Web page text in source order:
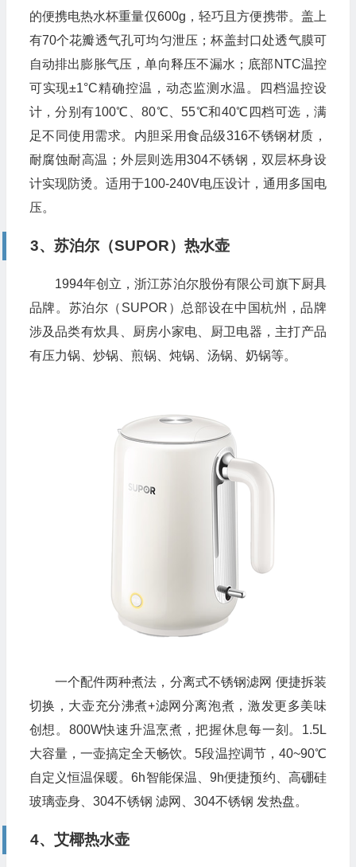
的便携电热水杯重量仅600g，轻巧且方便携带。盖上
有70个花瓣透气孔可均匀泄压；杯盖封口处透气膜可
自动排出膨胀气压，单向释压不漏水；底部NTC温控
可实现±1°C精确控温，动态监测水温。四档温控设
计，分别有100℃、80℃、55℃和40℃四档可选，满
足不同使用需求。内胆采用食品级316不锈钢材质，
耐腐蚀耐高温；外层则选用304不锈钢，双层杯身设
计实现防烫。适用于100-240V电压设计，通用多国电
压。
3、苏泊尔（SUPOR）热水壶
1994年创立，浙江苏泊尔股份有限公司旗下厨具
品牌。苏泊尔（SUPOR）总部设在中国杭州，品牌
涉及品类有炊具、厨房小家电、厨卫电器，主打产品
有压力锅、炒锅、煎锅、炖锅、汤锅、奶锅等。
一个配件两种煮法，分离式不锈钢滤网 便捷拆装
切换，大壶充分沸煮+滤网分离泡煮，激发更多美味
创想。800W快速升温烹煮，把握休息每一刻。1.5L
大容量，一壶搞定全天畅饮。5段温控调节，40~90℃
自定义恒温保暖。6h智能保温、9h便捷预约、高硼硅
玻璃壶身、304不锈钢 滤网、304不锈钢 发热盘。
4、艾椰热水壶